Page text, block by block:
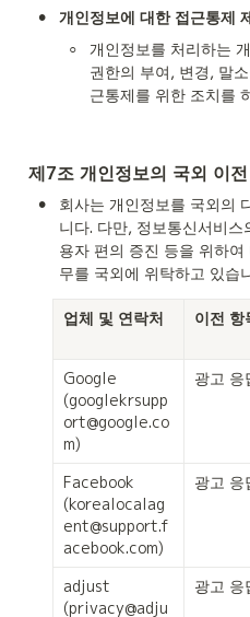
• 개인정보에 대한 접근통제
◦
개인정보를 처리하는
권한의 부여, 변경, 말
근통제를 위한 조치를
제7조 개인정보의 국외 이전
•
회사는 개인정보를 국외의
니다. 다만, 정보통신서비
용자 편의 증진 등을 위하
무를 국외에 위탁하고 있습
업체 및 연락처 이전 항
Google
(googlekrsupp
ort@google.co
m)
광고 응
Facebook
(korealocalag
ent@support.f
acebook.com)
광고 응
adjust
(privacy@adju
광고 응